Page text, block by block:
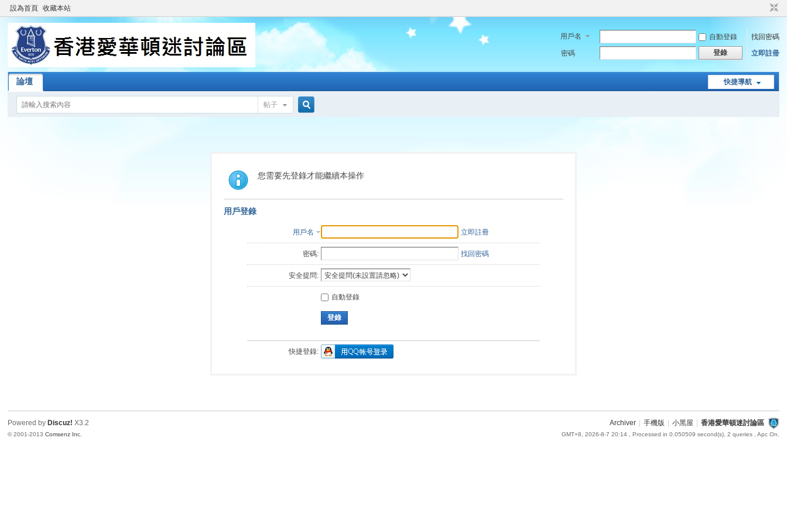
設為首頁 收藏本站
用戶名 自動登錄
找回密碼
密碼
登錄 立即註冊
快捷導航
論壇
帖子
索
您需要先登錄才能繼續本操作
用戶登錄
用戶名 立即註冊
密碼: 找回密碼
安全提問:
自動登錄
登錄
快捷登錄:
Archiver 手機版 小黑屋 香港愛華頓迷討論區
GMT+8, 2026-8-7 20:14, Processed in 0.050509 second(s), 2 queries , Apc On.
Powered by Discuz! X3.2
© 2001-2013Comsenz Inc.